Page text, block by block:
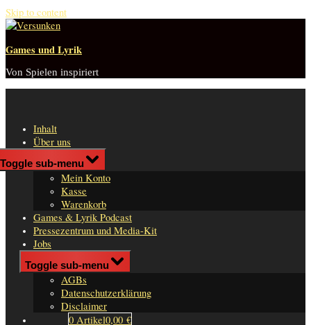
Skip to content
Games und Lyrik
Von Spielen inspiriert
Inhalt
Über uns
Shop
Toggle sub-menu
Mein Konto
Kasse
Warenkorb
Games & Lyrik Podcast
Pressezentrum und Media-Kit
Jobs
Impressum
Toggle sub-menu
AGBs
Datenschutzerklärung
Disclaimer
0 Artikel0,00 €